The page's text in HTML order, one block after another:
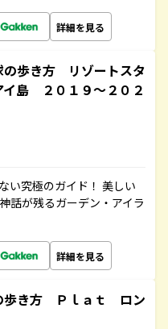
詳細を見る
歩き方 リゾートスタ
島 ２０１９～２０２
い究極のガイド！ 美しい
話が残るガーデン・アイラ
詳細を見る
歩き方 Ｐｌａｔ ロン